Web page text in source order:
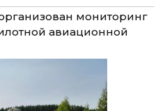
мониторинг
авиационной